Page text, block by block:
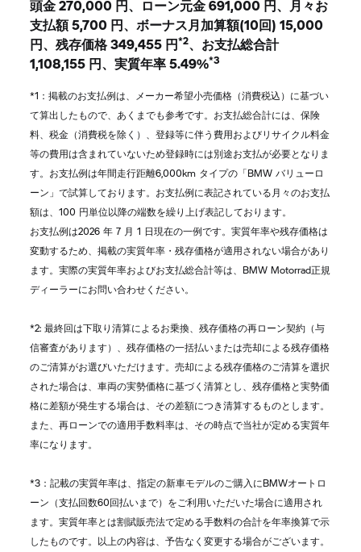
頭金 270,000 円、ローン元金 691,000 円、月々お
支払額 5,700 円、ボーナス月加算額(10回) 15,000
円、残存価格 349,455 円*2、お支払総合計
1,108,155 円、実質年率 5.49%*3
*1：掲載のお支払例は、メーカー希望小売価格（消費税込）に基づい
て算出したもので、あくまでも参考です。お支払総合計には、保険
料、税金（消費税を除く）、登録等に伴う費用およびリサイクル料金
等の費用は含まれていないため登録時には別途お支払が必要となりま
す。お支払例は年間走行距離6,000km タイプの「BMW バリューロ
ーン」で試算しております。お支払例に表記されている月々のお支払
額は、100 円単位以降の端数を繰り上げ表記しております。
お支払例は2026 年 7 月 1 日現在の一例です。実質年率や残存価格は
変動するため、掲載の実質年率・残存価格が適用されない場合があり
ます。実際の実質年率およびお支払総合計等は、BMW Motorrad正規
ディーラーにお問い合わせください。
*2: 最終回は下取り清算によるお乗換、残存価格の再ローン契約（与
信審査があります）、残存価格の一括払いまたは売却による残存価格
のご清算がお選びいただけます。売却による残存価格のご清算を選択
された場合は、車両の実勢価格に基づく清算とし、残存価格と実勢価
格に差額が発生する場合は、その差額につき清算するものとします。
また、再ローンでの適用手数料率は、その時点で当社が定める実質年
率になります。
*3：記載の実質年率は、指定の新車モデルのご購入にBMWオートロ
ーン（支払回数60回払いまで）をご利用いただいた場合に適用され
ます。実質年率とは割賦販売法で定める手数料の合計を年率換算で示
したものです。以上の内容は、予告なく変更する場合がございます。